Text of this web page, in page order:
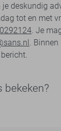
je deskundig
tot en met
. Je
. Binnen
bekeken?